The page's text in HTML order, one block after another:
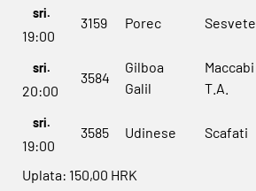
sri.
19:00
3159 Porec Sesvete
sri.
20:00
3584
Gilboa
Galil
Maccabi
T.A.
sri.
19:00
3585 Udinese Scafati
Uplata: 150,00 HRK